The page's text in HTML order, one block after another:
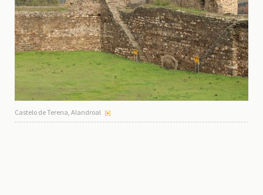
Castelo de Terena, Alandroal